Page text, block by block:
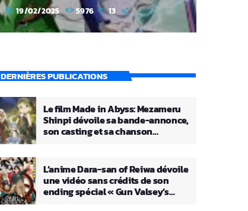
today 19/02/2025 5976 13
DERNIÈRES PUBLICATIONS
Le film Made in Abyss: Mezameru
Shinpi dévoile sa bande-annonce,
son casting et sa chanson
L’anime Dara-san of Reiwa dévoile
une vidéo sans crédits de son
ending spécial « Gun Valsey’s